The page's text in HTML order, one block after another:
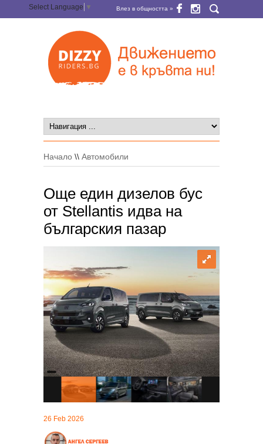
Select Language ▼ Влез в общността »
Начало \\ Автомобили
Още един дизелов бус
от Stellantis идва на
българския пазар
26 Feb 2026